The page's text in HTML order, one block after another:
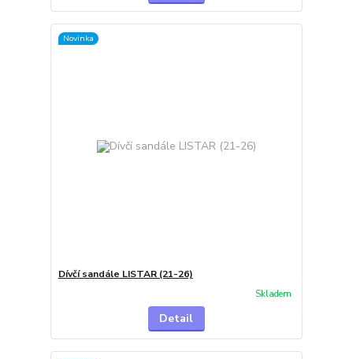
Novinka
Dívčí sandále LISTAR (21-26)
Skladem
Detail